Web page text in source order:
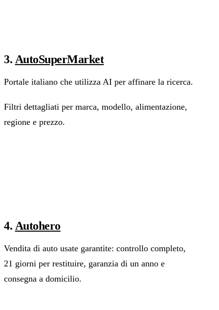
3. AutoSuperMarket
Portale italiano che utilizza AI per affinare la ricerca.
Filtri dettagliati per marca, modello, alimentazione,
regione e prezzo.
4. Autohero
Vendita di auto usate garantite: controllo completo,
21 giorni per restituire, garanzia di un anno e
consegna a domicilio.